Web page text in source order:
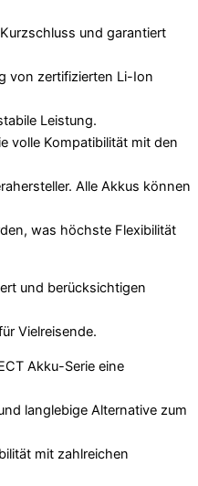
und garantiert
von zertifizierten Li-Ion
Leistung.
volle Kompatibilität mit den
Alle Akkus können
was höchste Flexibilität
und berücksichtigen
Vielreisende.
Akku-Serie eine
langlebige Alternative zum
mit zahlreichen